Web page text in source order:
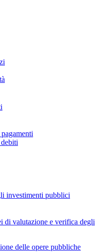
investimenti pubblici
di valutazione e verifica degli
delle opere pubbliche